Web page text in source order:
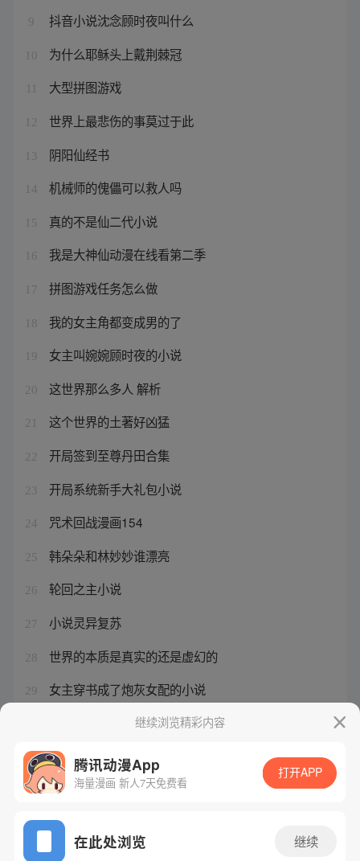
9 抖音小说沈念顾时夜叫什么
10 为什么耶稣头上戴荆棘冠
大型拼图游戏
12 世界上最悲伤的事莫过于此
13 阴阳仙经书
14 机械师的傀儡可以救人吗
15 真的不是仙二代小说
16 我是大神仙动漫在线看第二季
17 拼图游戏任务怎么做
18 我的女主角都变成男的了
19 女主叫婉婉顾时夜的小说
20 这世界那么多人 解析
21 这个世界的土著好凶猛
22 开局签到至尊丹田合集
23 开局系统新手大礼包小说
24 咒术回战漫画154
25 韩朵朵和林妙妙谁漂亮
26 轮回之主小说
27 小说灵异复苏
28 世界的本质是真实的还是虚幻的
29 女主穿书成了炮灰女配的小说
我是大仙尊传奇漫画免费观看
继续浏览精彩内容
腾讯动漫App
海量漫画 新人7天免费看
打开APP
在此处浏览 继续
网站备案/许可证号：粤B2-20090059-5